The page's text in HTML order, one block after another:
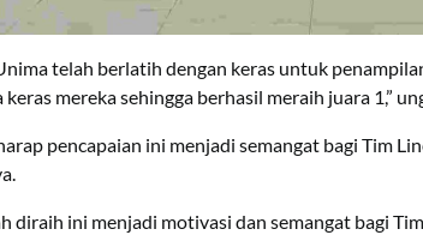
telah berlatih dengan keras untuk
mereka sehingga berhasil meraih juara 1,”
pencapaian ini menjadi semangat bagi Tim
diraih ini menjadi motivasi dan semangat bagi